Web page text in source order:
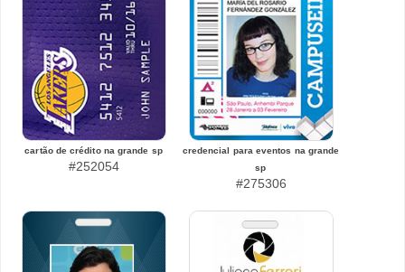
cartão de crédito na grande sp
#252054
credencial para eventos na grande
sp
#275306